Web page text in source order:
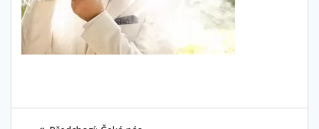
Navigace